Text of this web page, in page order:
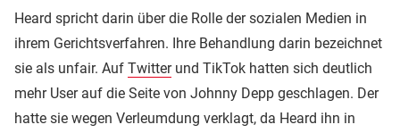
Heard spricht darin über die Rolle der sozialen Medien in
ihrem Gerichtsverfahren. Ihre Behandlung darin bezeichnet
sie als unfair. Auf Twitterund TikTok hatten sich deutlich
mehr User auf die Seite von Johnny Depp geschlagen. Der
hatte sie wegen Verleumdung verklagt, da Heard ihn in